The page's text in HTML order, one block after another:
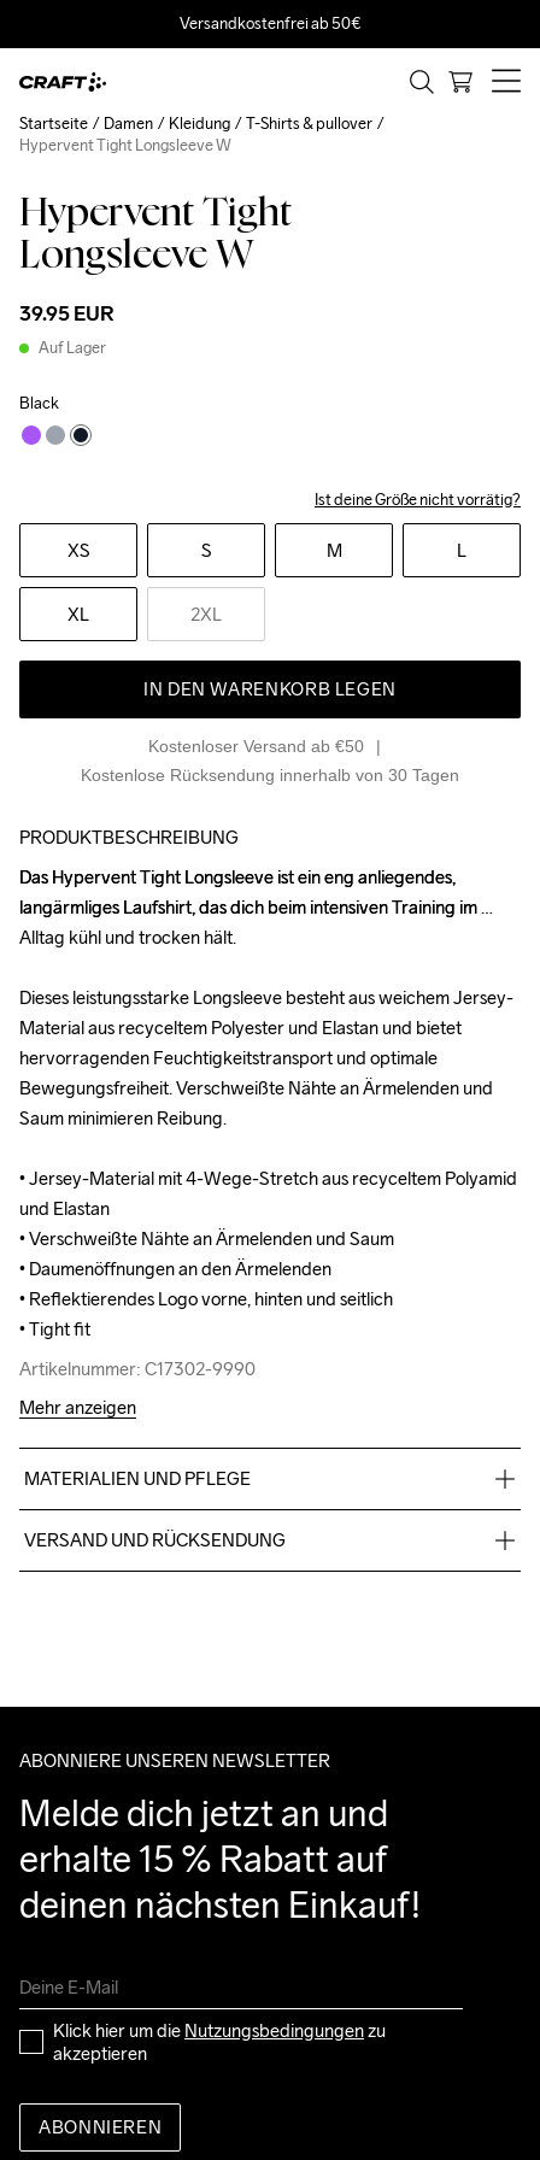
Versandkostenfrei ab 50€
Hypervent Tight
Longsleeve W
39.95 EUR
Auf Lager
Black
Ist deine Größe nicht vorrätig?
XS S M L
XL 2XL
IN DEN WARENKORB LEGEN
Kostenloser Versand ab €50
Kostenlose Rücksendung innerhalb von 30 Tagen
Startseite Damen Kleidung
T-Shirts & pullover
Hypervent Tight Longsleeve W
PRODUKTBESCHREIBUNG
Das Hypervent Tight Longsleeve ist ein eng anliegendes,
langärmliges Laufshirt, das dich beim intensiven Training im
Alltag kühl und trocken hält.
Dieses leistungsstarke Longsleeve besteht aus weichem Jersey-
Material aus recyceltem Polyester und Elastan und bietet
hervorragenden Feuchtigkeitstransport und optimale
Bewegungsfreiheit. Verschweißte Nähte an Ärmelenden und
Saum minimieren Reibung.
• Jersey-Material mit 4-Wege-Stretch aus recyceltem Polyamid
und Elastan
• Verschweißte Nähte an Ärmelenden und Saum
• Daumenöffnungen an den Ärmelenden
• Reflektierendes Logo vorne, hinten und seitlich
• Tight fit
Artikelnummer: C17302-9990
Das Hypervent Tight Longsleeve ist ein eng anliegendes,
langärmliges Laufshirt, das dich beim intensiven Training im
Alltag kühl und trocken hält.
Dieses leistungsstarke Longsleeve besteht aus weichem Jersey-
Material aus recyceltem Polyester und Elastan und bietet
hervorragenden Feuchtigkeitstransport und optimale
Bewegungsfreiheit. Verschweißte Nähte an Ärmelenden und
Saum minimieren Reibung.
• Jersey-Material mit 4-Wege-Stretch aus recyceltem Polyamid
und Elastan
• Verschweißte Nähte an Ärmelenden und Saum
• Daumenöffnungen an den Ärmelenden
• Reflektierendes Logo vorne, hinten und seitlich
• Tight fit
Artikelnummer: C17302-9990
Mehr anzeigen
MATERIALIEN UND PFLEGE
81% polyester recyclé, 19% élasthanne
VERSAND UND RÜCKSENDUNG
entgegennehmen kannst.
ABONNIERE UNSEREN NEWSLETTER
Melde dich jetzt an und
erhalte 15 % Rabatt auf
deinen nächsten Einkauf!
Klick hier um die Nutzungsbedingungen zu
akzeptieren
ABONNIEREN